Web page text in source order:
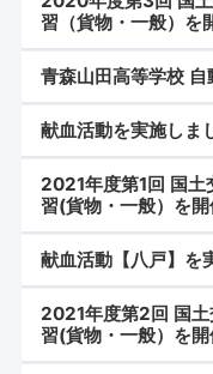
習（貨物・一般）を
青森山田高等学校
献血活動を実施しま
2021年度第1回 国土
習(貨物・一般）を開
献血活動【八戸】を
2021年度第2回 国
習(貨物・一般）を開